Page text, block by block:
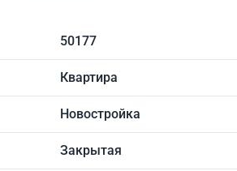
50177
Квартира
Новостройка
Закрытая